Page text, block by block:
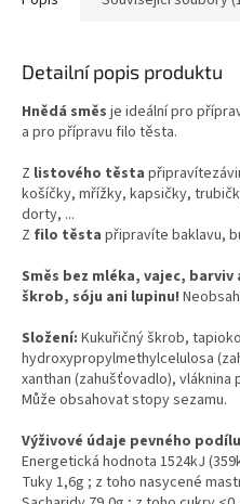
Detailní popis produktu
Hnědá směs je ideální pro
a pro přípravu filo těsta.
Z listového těsta
košíčky, mřížky, kapsičky,
dorty, ...
Z filo těsta připravíte baklavu,
Směs bez mléka, vajec,
škrob, sóju ani lupinu!
Složení: Kukuřičný škrob,
hydroxypropylmethylcelulosa
xanthan (zahušťovadlo), vláknina
Může obsahovat stopy sezamu.
Výživové údaje pevného podílu
Energetická hodnota 1524kJ
Tuky 1,6g ; z toho nasycené